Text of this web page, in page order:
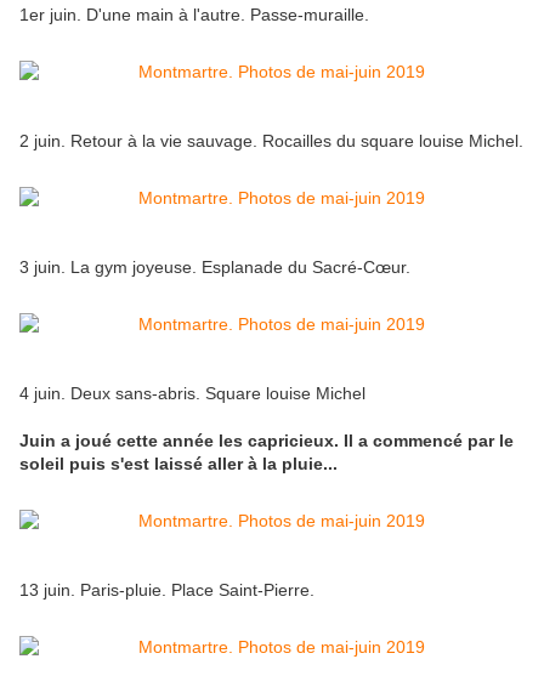
1er juin. D'une main à l'autre. Passe-muraille.
2 juin. Retour à la vie sauvage. Rocailles du square louise Michel.
3 juin. La gym joyeuse. Esplanade du Sacré-Cœur.
4 juin. Deux sans-abris. Square louise Michel
Juin a joué cette année les capricieux. Il a commencé par le
soleil puis s'est laissé aller à la pluie...
13 juin. Paris-pluie. Place Saint-Pierre.